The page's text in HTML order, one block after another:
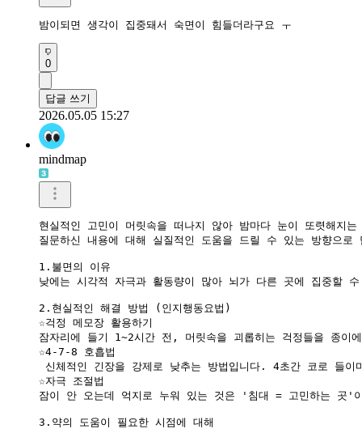
밤이되면 생각이 집중돼서 숙면이 힘들더라구요 ㅜ
0
답글 쓰기
2026.05.05 15:27
mindmap
현실적인 고민이 머릿속을 떠나지 않아 밤마다 눈이 또렷해지
질문하신 내용에 대해 실질적인 도움을 드릴 수 있는 방향으로
1.불면의 이유
낮에는 시각적 자극과 활동량이 많아 뇌가 다른 곳에 집중할
2.현실적인 해결 방법 (인지행동요법)
​☆걱정 메모장 활용하기
잠자리에 들기 1~2시간 전, 머릿속을 괴롭히는 걱정들을 종
☆4-7-8 호흡법
신체적인 긴장을 강제로 낮추는 방법입니다. 4초간 코로 들
​☆자극 조절법
잠이 안 오는데 억지로 누워 있는 것은 '침대 = 고민하는 곳'
3.약의 도움이 필요한 시점에 대해